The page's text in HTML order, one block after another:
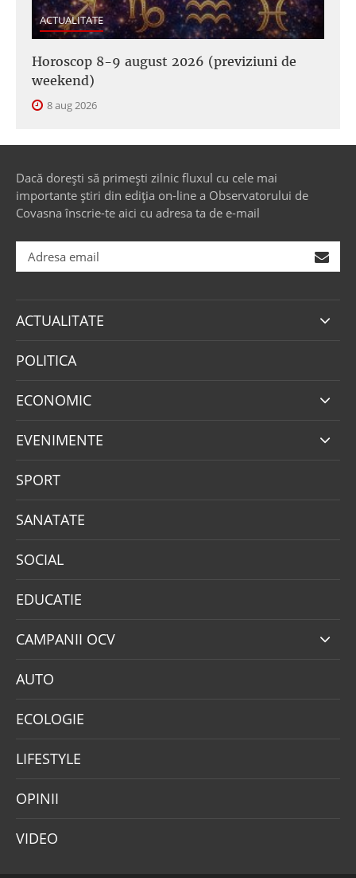
ACTUALITATE
Horoscop 8-9 august 2026 (previziuni de
weekend)
8 aug 2026
Dacă dorești să primești zilnic fluxul cu cele mai
importante știri din ediția on-line a Observatorului de
Covasna înscrie-te aici cu adresa ta de e-mail
ACTUALITATE
POLITICA
ECONOMIC
EVENIMENTE
SPORT
SANATATE
SOCIAL
EDUCATIE
CAMPANII OCV
AUTO
ECOLOGIE
LIFESTYLE
OPINII
VIDEO